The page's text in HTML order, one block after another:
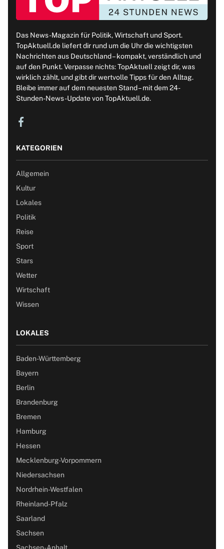
Das News-Magazin für Politik, Wirtschaft und Sport.
TopAktuell.de liefert dir rund um die Uhr die wichtigsten
Nachrichten aus Deutschland – kompakt, verständlich und
auf den Punkt. Verpasse nichts: TopAktuell zeigt dir, was
wirklich zählt, und gibt dir wertvolle Tipps für den Alltag.
Bleibe immer auf dem neuesten Stand – mit dem 24-
Stunden-News-Update von TopAktuell.de.
KATEGORIEN
Allgemein
Kultur
Lokales
Politik
Reise
Sport
Stars
Wetter
Wirtschaft
Wissen
LOKALES
Baden-Württemberg
Bayern
Berlin
Brandenburg
Bremen
Hamburg
Hessen
Mecklenburg-Vorpommern
Niedersachsen
Nordrhein-Westfalen
Rheinland-Pfalz
Saarland
Sachsen
Sachsen-Anhalt